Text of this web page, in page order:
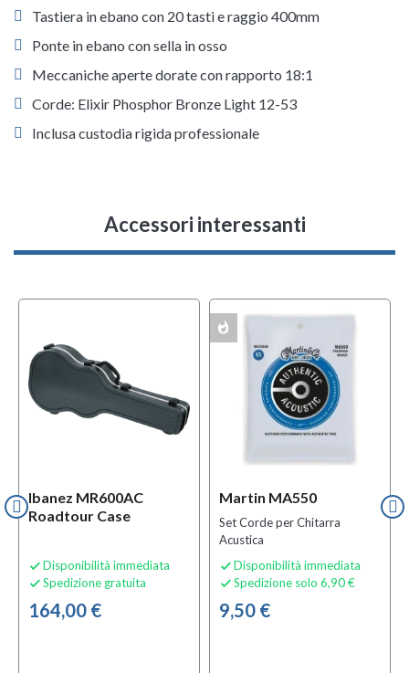
Tastiera in ebano con 20 tasti e raggio 400mm
Ponte in ebano con sella in osso
Meccaniche aperte dorate con rapporto 18:1
Corde: Elixir Phosphor Bronze Light 12-53
Inclusa custodia rigida professionale
Accessori interessanti
Ibanez MR600AC
Roadtour Case
 Disponibilità immediata
 Spedizione gratuita
164,00 €
Martin MA550
Set Corde per Chitarra
Acustica
 Disponibilità immediata
 Spedizione solo 6,90 €
9,50 €
whatshot